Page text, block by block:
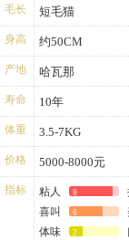
毛长 短毛猫
身高 约50CM
产地 哈瓦那
寿命 10年
体重 3.5-7KG
价格 5000-8000元
指标 粘人 8
喜叫 6
体味 2